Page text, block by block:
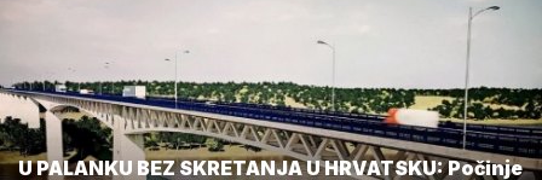
U PALANKU BEZ SKRETANJA U HRVATSKU: Počinje